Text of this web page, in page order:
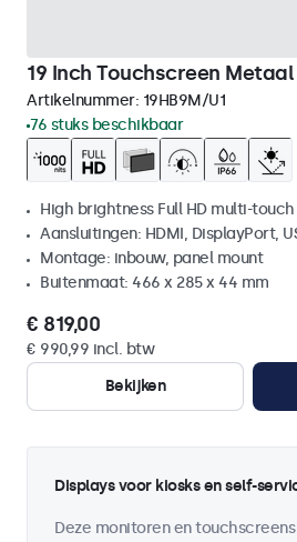
19 Inch Touchscreen
Artikelnummer: 19HB9M/U1
76 stuks beschikbaar
High brightness Full HD multi-
Aansluitingen: HDMI, DisplayPort,
Montage: inbouw, panel mount
Buitenmaat: 466 x 285 x 44 mm
€ 819,00
€ 990,99 incl. btw
Bekijken
Displays voor kiosks en self-
Deze monitoren en